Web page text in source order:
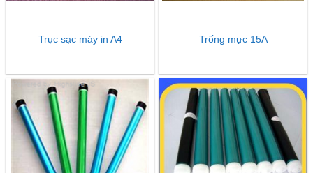
Trục sạc máy in A4 Trống mực 15A